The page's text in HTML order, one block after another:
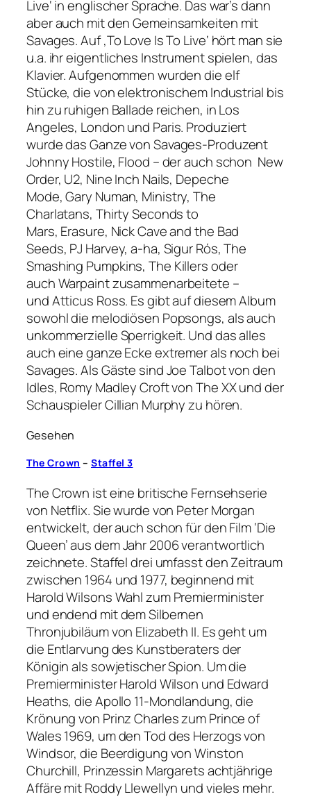
Live‘ in englischer Sprache. Das war’s dann
aber auch mit den Gemeinsamkeiten mit
Savages. Auf ‚To Love Is To Live‘ hört man sie
u.a. ihr eigentliches Instrument spielen, das
Klavier. Aufgenommen wurden die elf
Stücke, die von elektronischem Industrial bis
hin zu ruhigen Ballade reichen, in Los
Angeles, London und Paris. Produziert
wurde das Ganze von Savages-Produzent
Johnny Hostile, Flood – der auch schon New
Order, U2, Nine Inch Nails, Depeche
Mode, Gary Numan, Ministry, The
Charlatans, Thirty Seconds to
Mars, Erasure, Nick Cave and the Bad
Seeds, PJ Harvey, a-ha, Sigur Rós, The
Smashing Pumpkins, The Killers oder
auch Warpaint zusammenarbeitete –
und Atticus Ross. Es gibt auf diesem Album
sowohl die melodiösen Popsongs, als auch
unkommerzielle Sperrigkeit. Und das alles
auch eine ganze Ecke extremer als noch bei
Savages. Als Gäste sind Joe Talbot von den
Idles, Romy Madley Croft von The XX und der
Schauspieler Cillian Murphy zu hören.
Gesehen
The Crown – Staffel 3
The Crown ist eine britische Fernsehserie
von Netflix. Sie wurde von Peter Morgan
entwickelt, der auch schon für den Film ‘Die
Queen’ aus dem Jahr 2006 verantwortlich
zeichnete. Staffel drei umfasst den Zeitraum
zwischen 1964 und 1977, beginnend mit
Harold Wilsons Wahl zum Premierminister
und endend mit dem Silbernen
Thronjubiläum von Elizabeth II. Es geht um
die Entlarvung des Kunstberaters der
Königin als sowjetischer Spion. Um die
Premierminister Harold Wilson und Edward
Heaths, die Apollo 11-Mondlandung, die
Krönung von Prinz Charles zum Prince of
Wales 1969, um den Tod des Herzogs von
Windsor, die Beerdigung von Winston
Churchill, Prinzessin Margarets achtjährige
Affäre mit Roddy Llewellyn und vieles mehr.